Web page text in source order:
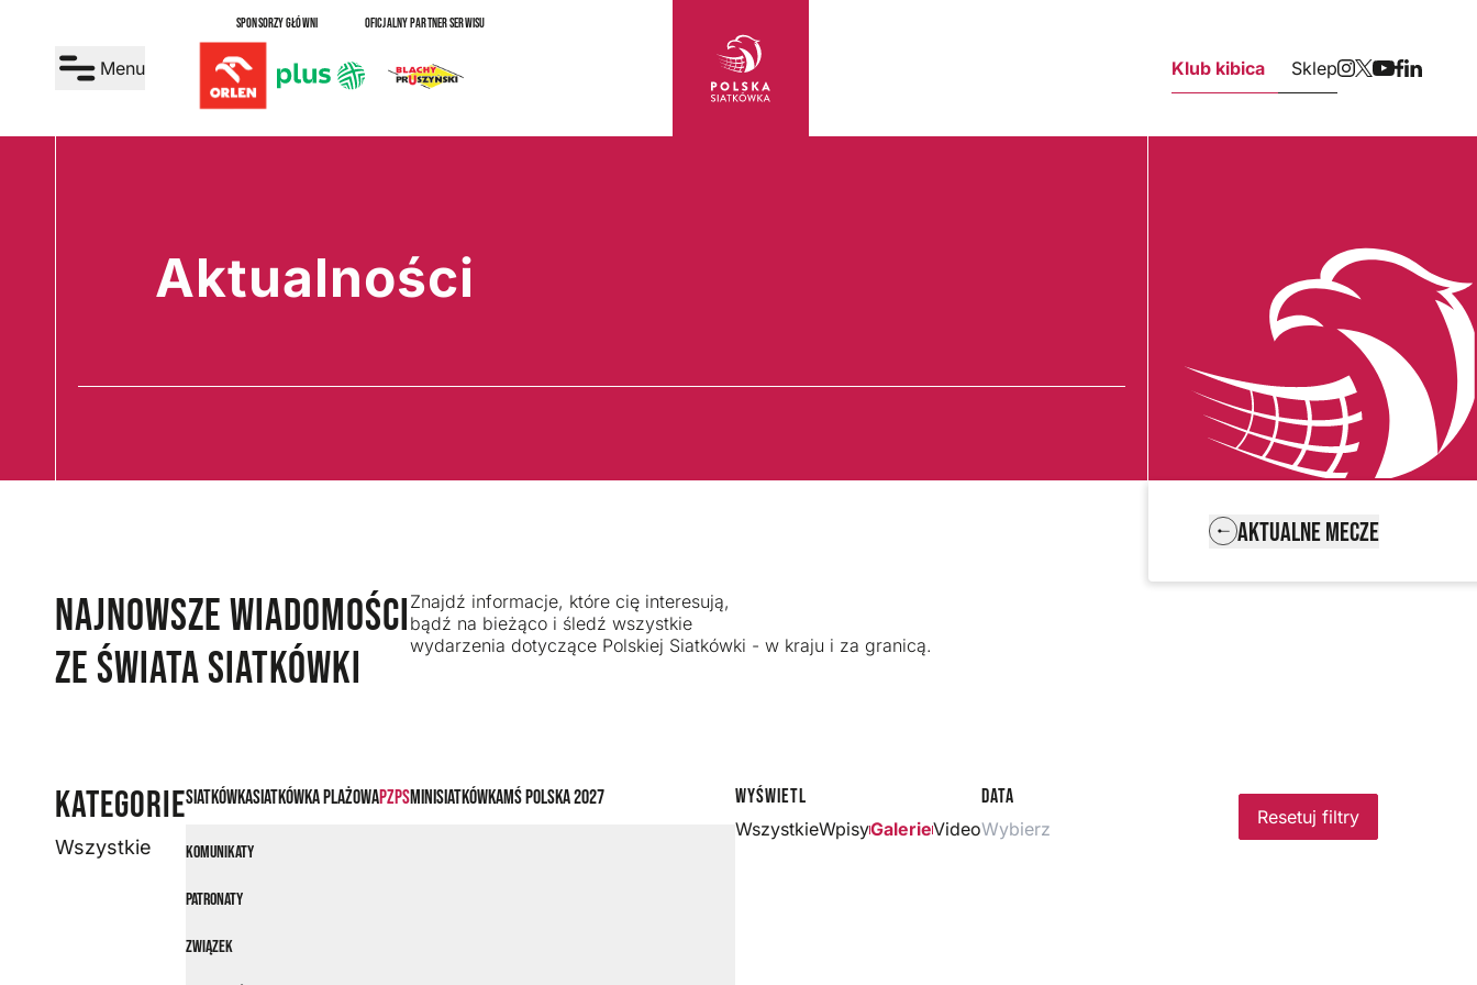
Menu
SPONSORZY GŁÓWNI OFICJALNY PARTNER SERWISU
Klub kibica Sklep
Aktualności
AKTUALNE MECZE
NAJNOWSZE WIADOMOŚCI
ZE ŚWIATA SIATKÓWKI
Znajdź informacje, które cię interesują,
bądź na bieżąco i śledź wszystkie
wydarzenia dotyczące Polskiej Siatkówki - w kraju i za granicą.
KATEGORIE
Wszystkie
SiatkówkaSiatkówka plażowaPZPSMinisiatkówkaMŚ Polska 2027
Komunikaty
Patronaty
Związek
Wyświetl
WszystkieWpisyGalerieVideo
Data
Resetuj filtry